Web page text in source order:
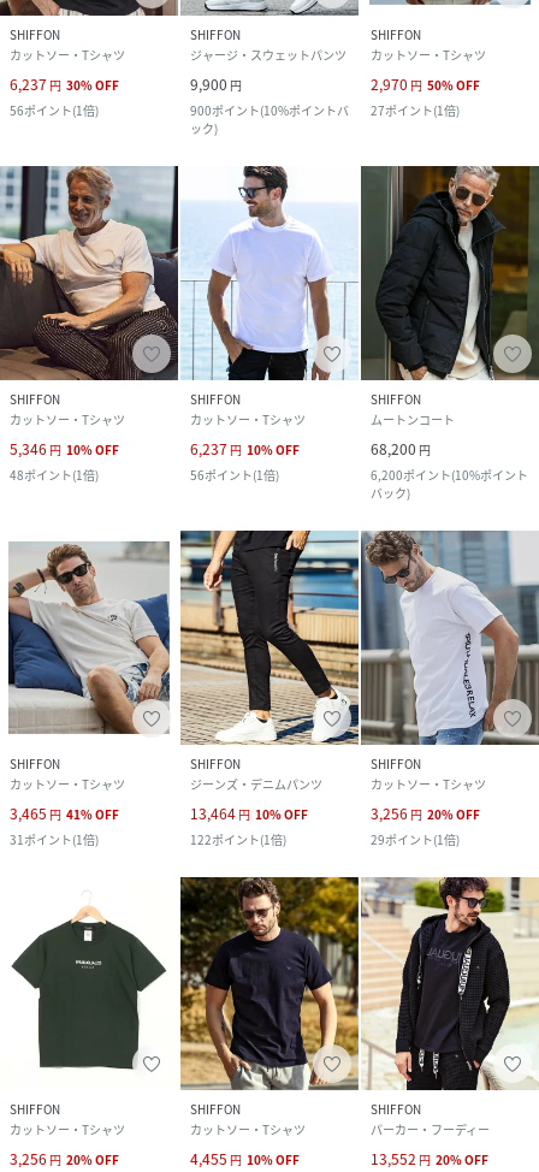
SHIFFON
カットソー・Tシャツ
6,237 円 30%OFF
56ポイント(1倍)
SHIFFON
ジャージ・スウェットパンツ
9,900 円
900ポイント(10%ポイントバ
ック)
SHIFFON
カットソー・Tシャツ
2,970 円 50%OFF
27ポイント(1倍)
SHIFFON
カットソー・Tシャツ
5,346 円 10%OFF
48ポイント(1倍)
SHIFFON
カットソー・Tシャツ
6,237 円 10%OFF
56ポイント(1倍)
SHIFFON
ムートンコート
68,200 円
6,200ポイント(10%ポイント
バック)
SHIFFON
カットソー・Tシャツ
3,465 円 41%OFF
31 ポイント(1倍)
SHIFFON
ジーンズ・デニムパンツ
13,464 円 10%OFF
122ポイント(1倍)
SHIFFON
カットソー・Tシャツ
3,256 円 20%OFF
29ポイント(1倍)
SHIFFON
カットソー・Tシャツ
3,256 円 20%OFF
SHIFFON
カットソー・Tシャツ
4,455 円 10%OFF
SHIFFON
パーカー・フーディー
13,552 円 20%OFF